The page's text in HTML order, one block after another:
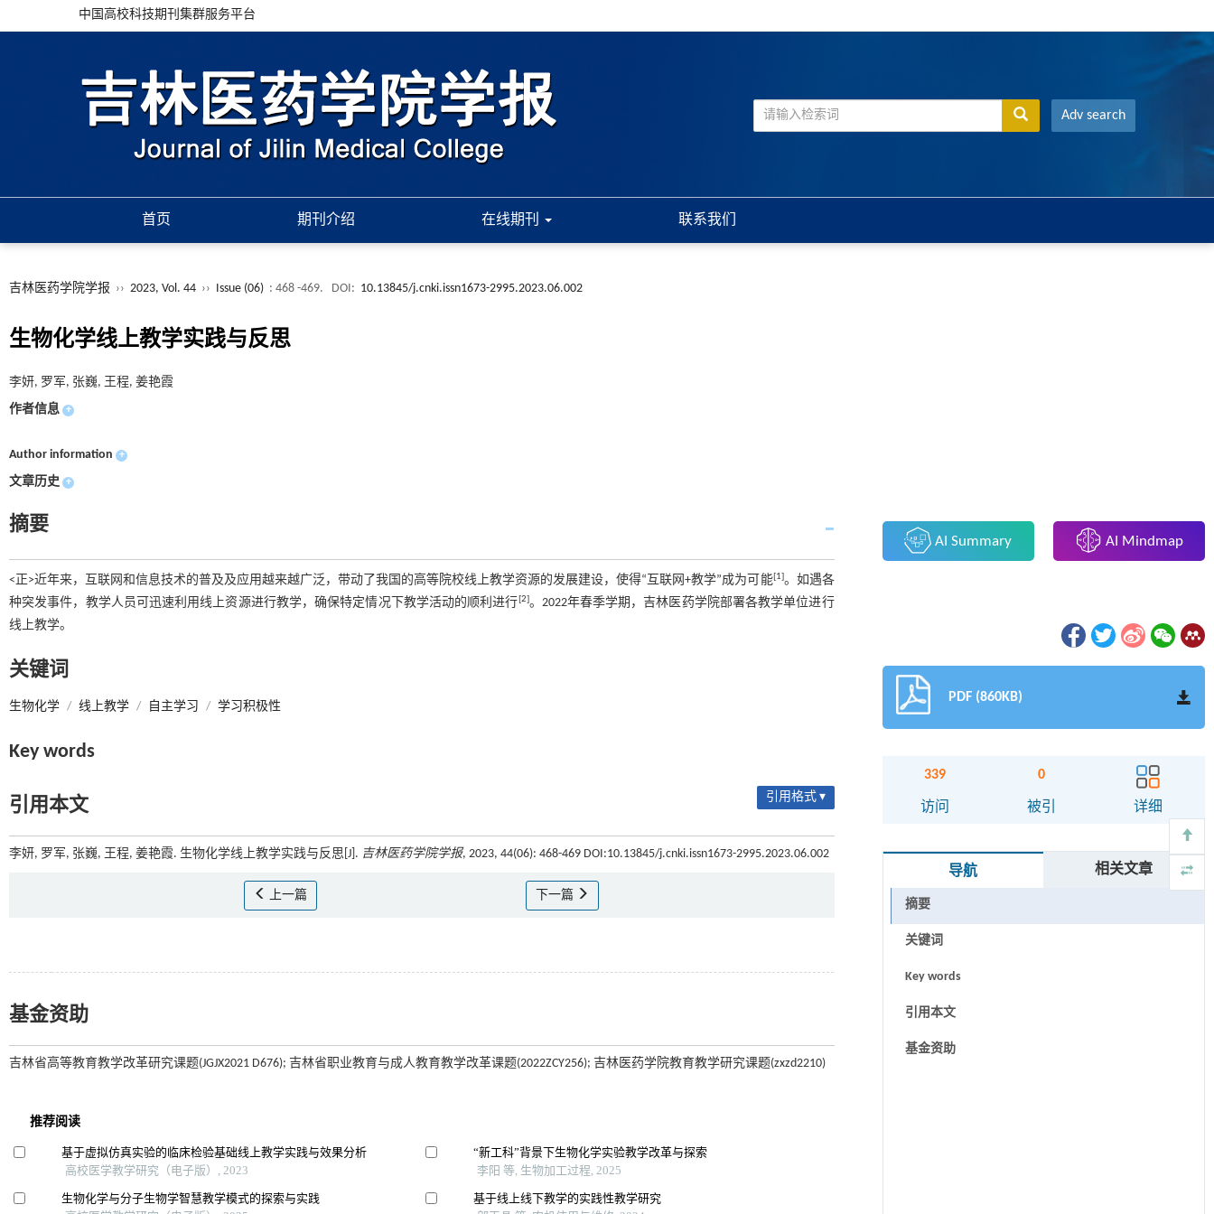
中国高校科技期刊集群服务平台
Adv search
首页 期刊介绍 在线期刊 联系我们
吉林医药学院学报 ›› 2023, Vol. 44 ›› Issue (06) : 468 -469. DOI: 10.13845/j.cnki.issn1673-2995.2023.06.002
生物化学线上教学实践与反思
李妍, 罗军, 张巍, 王程, 姜艳霞
作者信息 +
Author information +
文章历史 +
摘要
<正>近年来，互联网和信息技术的普及及应用越来越广泛，带动了我国的高等院校线上教学资源的发展建设，使得“互联网+教学”成为可能[1]。如遇各
种突发事件，教学人员可迅速利用线上资源进行教学，确保特定情况下教学活动的顺利进行[2]。2022年春季学期，吉林医药学院部署各教学单位进行
线上教学。
关键词
生物化学 / 线上教学 / 自主学习 / 学习积极性
Key words
引用本文 引用格式 ▾
李妍, 罗军, 张巍, 王程, 姜艳霞. 生物化学线上教学实践与反思[J]. 吉林医药学院学报, 2023, 44(06): 468-469 DOI:10.13845/j.cnki.issn1673-2995.2023.06.002
上一篇 下一篇
基金资助
吉林省高等教育教学改革研究课题(JGJX2021 D676); 吉林省职业教育与成人教育教学改革课题(2022ZCY256); 吉林医药学院教育教学研究课题(zxzd2210)
AI Summary AI Mindmap
PDF (860KB)
339
访问
0
被引 详细
导航 相关文章
摘要
关键词
Key words
引用本文
基金资助